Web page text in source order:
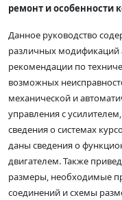
ремонт и особенности
Данное руководство
различных модификаций
рекомендации по
возможных
механической и
управления с
сведения о системах
даны сведения о
двигателем. Также
размеры, необходимые
соединений и схемы